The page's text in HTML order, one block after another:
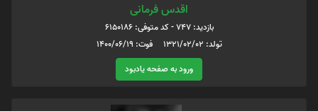
اقدس فرمانی
بازدید: 747 - کد متوفی: 6150186
تولد: 1321/02/02 فوت: 1400/06/19
ورود به صفحه یادبود